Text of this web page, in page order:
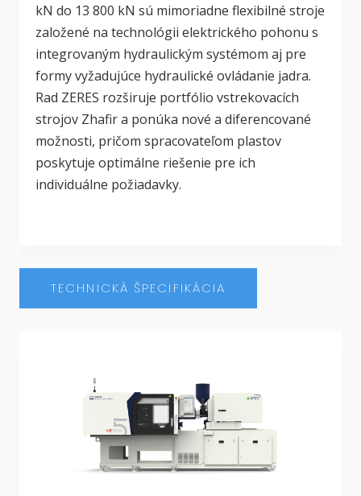
kN do 13 800 kN sú mimoriadne flexibilné stroje
založené na technológii elektrického pohonu s
integrovaným hydraulickým systémom aj pre
formy vyžadujúce hydraulické ovládanie jadra.
Rad ZERES rozširuje portfólio vstrekovacích
strojov Zhafir a ponúka nové a diferencované
možnosti, pričom spracovateľom plastov
poskytuje optimálne riešenie pre ich
individuálne požiadavky.
TECHNICKÁ ŠPECIFIKÁCIA